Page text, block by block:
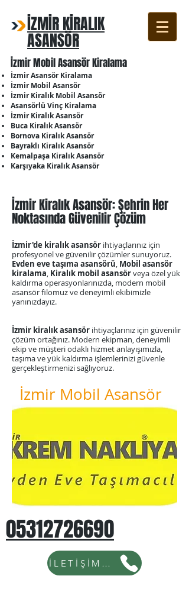
İZMİR KİRALIK
ASANSÖR
İzmir Mobil Asansör Kiralama
İzmir Asansör Kiralama
İzmir Mobil Asansör
İzmir Kiralık Mobil Asansör
Asansörlü Vinç Kiralama
İzmir Kiralık Asansör
Buca Kiralık Asansör
Bornova Kiralık Asansör
Bayraklı Kiralık Asansör
Kemalpaşa Kiralık Asansör
Karşıyaka Kiralık Asansör
İzmir Kiralık Asansör: Şehrin Her
Noktasında Güvenilir Çözüm
İzmir'de kiralık asansör ihtiyaçlarınız için
profesyonel ve güvenilir çözümler sunuyoruz.
Evden eve taşıma asansörü, Mobil asansör
kiralama, Kiralık mobil asansörveya özel yük
kaldırma operasyonlarınızda, modern mobil
asansör filomuz ve deneyimli ekibimizle
yanınızdayız.
​İzmir kiralık asansör ihtiyaçlarınız için güvenilir
çözüm ortağınız. Modern ekipman, deneyimli
ekip ve müşteri odaklı hizmet anlayışımızla,
taşıma ve yük kaldırma işlemlerinizi güvenle
gerçekleştirmenizi sağlıyoruz.
İzmir Mobil Asansör
05312726690
İLETİŞİM İÇİN TIKLAYINIZ...